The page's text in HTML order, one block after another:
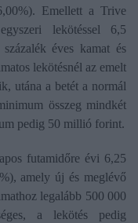
Emellett a Trive
lekötéssel 6,5
éves kamat és
lekötésnél az emelt
utána a betét a normál
összeg mindkét
pedig 50 millió forint.
futamidőre évi 6,25
amely új és meglévő
legalább 500 000
a lekötés pedig